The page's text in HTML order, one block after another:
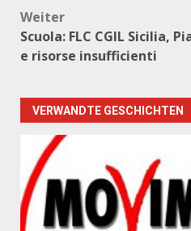
Weiter
Scuola: FLC CGIL Sicilia,
e risorse insufficienti
VERWANDTE GESCHICHTEN